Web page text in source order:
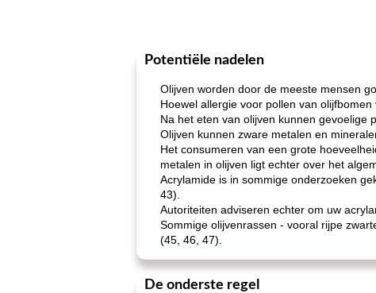
Potentiële nadelen
Olijven worden door de meeste mensen
Hoewel allergie voor pollen van
Na het eten van olijven kunnen gevoelige
Olijven kunnen zware metalen en
Het consumeren van een grote
metalen in olijven ligt echter over het
Acrylamide is in sommige onderzoeken
43).
Autoriteiten adviseren echter om uw
Sommige olijvenrassen - vooral rijpe
(45, 46, 47).
De onderste regel